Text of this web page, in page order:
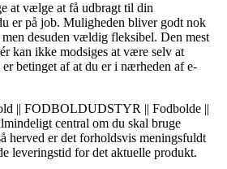
at vælge at få udbragt til din
er på job. Muligheden bliver godt nok
men desuden vældig fleksibel. Den mest
kan ikke modsiges at være selv at
er betinget af at du er i nærheden af e-
|| FODBOLDUDSTYR || Fodbolde ||
central om du skal bruge
herved er det forholdsvis meningsfuldt
leveringstid for det aktuelle produkt.